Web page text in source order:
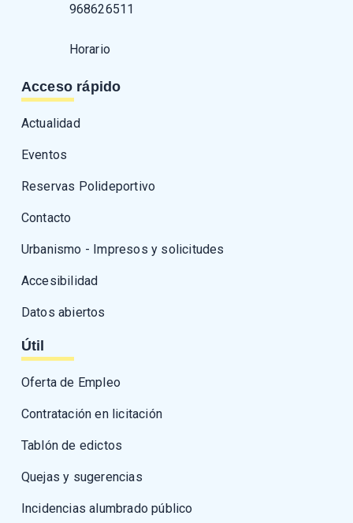
968626511
Horario
Acceso rápido
Actualidad
Eventos
Reservas Polideportivo
Contacto
Urbanismo - Impresos y solicitudes
Accesibilidad
Datos abiertos
Útil
Oferta de Empleo
Contratación en licitación
Tablón de edictos
Quejas y sugerencias
Incidencias alumbrado público